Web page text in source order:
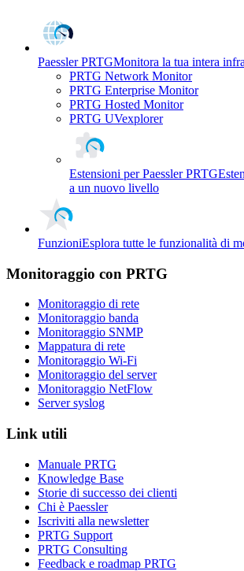
Paessler PRTGMonitora la tua intera
PRTG Network Monitor
PRTG Enterprise Monitor
PRTG Hosted Monitor
PRTG UVexplorer
Estensioni per Paessler PRTG
a un nuovo livello
FunzioniEsplora tutte le funzionalità di
Monitoraggio con PRTG
Monitoraggio di rete
Monitoraggio banda
Monitoraggio SNMP
Mappatura di rete
Monitoraggio Wi-Fi
Monitoraggio del server
Monitoraggio NetFlow
Server syslog
Link utili
Manuale PRTG
Knowledge Base
Storie di successo dei clienti
Chi è Paessler
Iscriviti alla newsletter
PRTG Support
PRTG Consulting
Feedback e roadmap PRTG